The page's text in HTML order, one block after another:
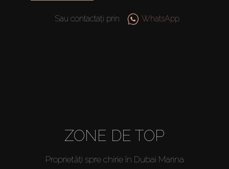
Sau contactați prin WhatsApp
ZONE DE TOP
Proprietăți spre chirie în Dubai Marina